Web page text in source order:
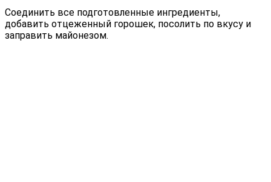
Соединить все подготовленные ингредиенты,
добавить отцеженный горошек, посолить по вкусу и
заправить майонезом.